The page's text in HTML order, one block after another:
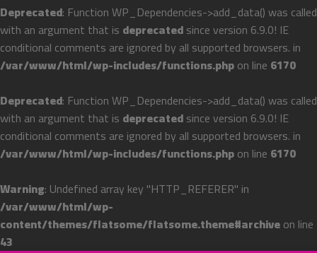
Deprecated: Function WP_Dependencies->add_data() was called
with an argument that is deprecatedsince version 6.9.0! IE
conditional comments are ignored by all supported browsers. in
/var/www/html/wp-includes/functions.phpon line 6170
Deprecated: Function WP_Dependencies->add_data() was called
with an argument that is deprecatedsince version 6.9.0! IE
conditional comments are ignored by all supported browsers. in
/var/www/html/wp-includes/functions.phpon line 6170
Warning: Undefined array key "HTTP_REFERER" in
/var/www/html/wp-
content/themes/flatsome/flatsome.theme#archiveon line
43